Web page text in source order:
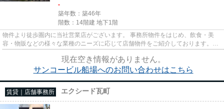
-
築年数：築46年
階数：14階建 地下1階
物件より徒歩圏内に当社営業店がございます。 事務所物件をはじめ、飲食・美
容・物販などの様々な業種のニーズに応じて店舗物件をご紹介しております。
尚、弊社ではおとり広告は一切...
現在空き情報がありません。
サンコービル船場へのお問い合わせはこちら
賃貸｜店舗事務所 エクシード瓦町